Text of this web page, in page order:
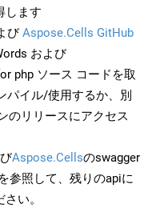
します
びAspose.Cells GitHub
および
php ソース コードを取
パイル/使用するか、別
のリリースにアクセス
Aspose.Cellsのswagger
参照して、残りのapiに
い。